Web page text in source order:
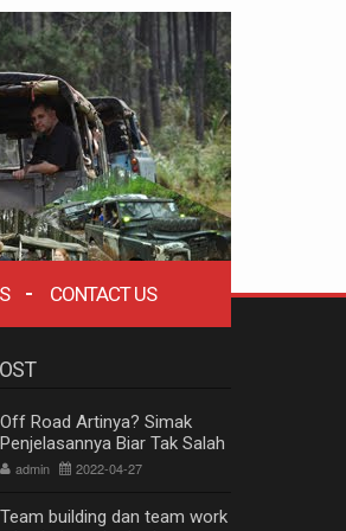
CONTACT US
Off Road Artinya? Simak
Penjelasannya Biar Tak Salah
Paham
admin 2022-04-27
Team building dan team work